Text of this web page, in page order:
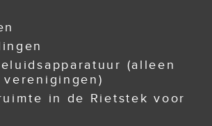
(alleen
verenigingen)
in de Rietstek voor